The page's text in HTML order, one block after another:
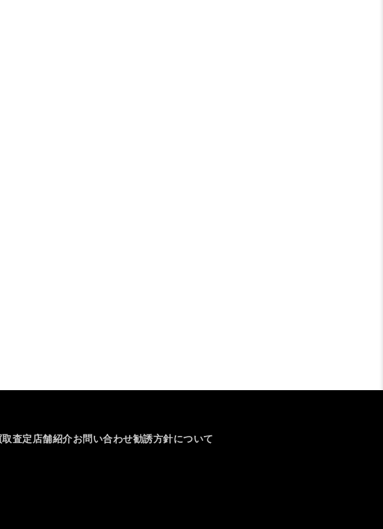
取査定店舗紹介お問い合わせ勧誘方針について